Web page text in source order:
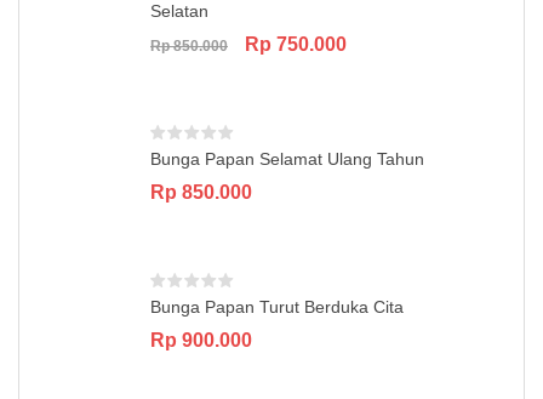
Selatan
Rp850.000
Original
Rp 750.000Current
Bunga Papan Selamat Ulang Tahun
Rp 850.000
Bunga Papan Turut Berduka Cita
Rp 900.000